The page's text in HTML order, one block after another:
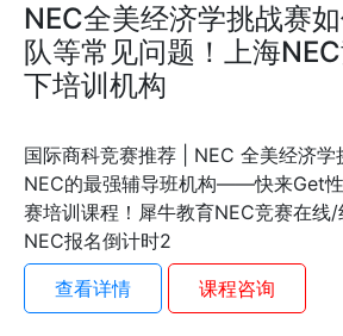
NEC全美经济学挑战赛
队等常见问题！上海
下培训机构
国际商科竞赛推荐 | NEC 全美经济学
NEC的最强辅导班机构——快来Get
赛培训课程！犀牛教育NEC竞赛在线/
NEC报名倒计时2
查看详情
课程咨询